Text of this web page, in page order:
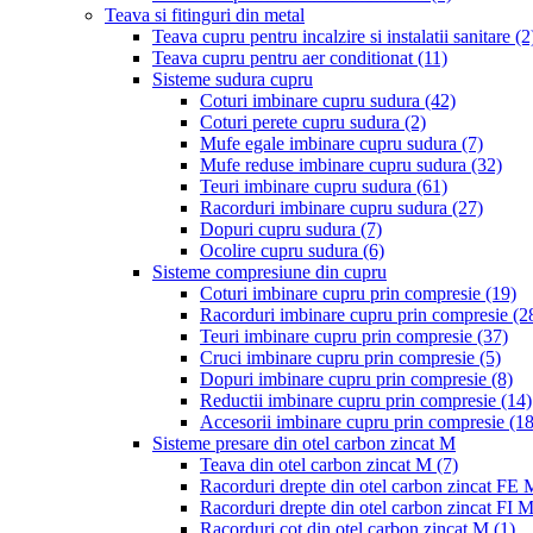
Teava si fitinguri din metal
Teava cupru pentru incalzire si instalatii sanitare
Teava cupru pentru aer conditionat (11)
Sisteme sudura cupru
Coturi imbinare cupru sudura (42)
Coturi perete cupru sudura (2)
Mufe egale imbinare cupru sudura (7)
Mufe reduse imbinare cupru sudura (32)
Teuri imbinare cupru sudura (61)
Racorduri imbinare cupru sudura (27)
Dopuri cupru sudura (7)
Ocolire cupru sudura (6)
Sisteme compresiune din cupru
Coturi imbinare cupru prin compresie (19)
Racorduri imbinare cupru prin compresie
Teuri imbinare cupru prin compresie (37)
Cruci imbinare cupru prin compresie (5)
Dopuri imbinare cupru prin compresie (8)
Reductii imbinare cupru prin compresie (14)
Accesorii imbinare cupru prin compresie
Sisteme presare din otel carbon zincat M
Teava din otel carbon zincat M (7)
Racorduri drepte din otel carbon zincat FE
Racorduri drepte din otel carbon zincat FI M
Racorduri cot din otel carbon zincat M (1)